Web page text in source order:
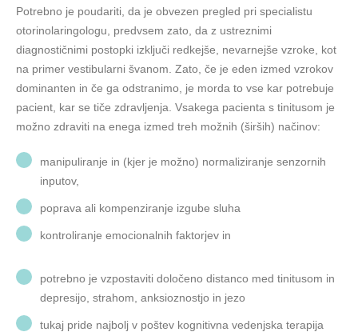
Potrebno je poudariti, da je obvezen pregled pri specialistu
otorinolaringologu, predvsem zato, da z ustreznimi
diagnostičnimi postopki izključi redkejše, nevarnejše vzroke, kot
na primer vestibularni švanom. Zato, če je eden izmed vzrokov
dominanten in če ga odstranimo, je morda to vse kar potrebuje
pacient, kar se tiče zdravljenja. Vsakega pacienta s tinitusom je
možno zdraviti na enega izmed treh možnih (širših) načinov:
manipuliranje in (kjer je možno) normaliziranje senzornih
inputov,
poprava ali kompenziranje izgube sluha
kontroliranje emocionalnih faktorjev in
potrebno je vzpostaviti določeno distanco med tinitusom in
depresijo, strahom, anksioznostjo in jezo
tukaj pride najbolj v poštev kognitivna vedenjska terapija